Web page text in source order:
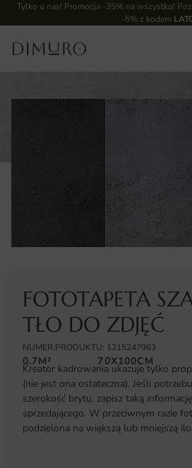
Tylko u nas! Promocja -35% na wszystko!
-5% z kodem
FOTOTAPETA
TŁO DO ZDJĘĆ
NUMER PRODUKTU: 1215247963
0.7M² 70X100CM
Kreator kadrowania ukazuje tylko
(nie jest ona ostateczna). Jeśli
szerokość brytu, zapisz taką
sprzedającego. W przeciwnym razie
podzielona na większą lub mniejszą